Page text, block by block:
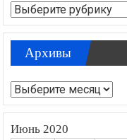
Рубрики
Архивы
Архивы
Июнь 2020